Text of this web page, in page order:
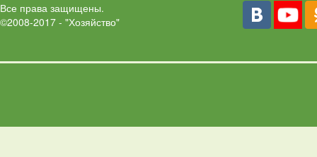
Все права защищены.
©2008-2017 - "Хозяйство"